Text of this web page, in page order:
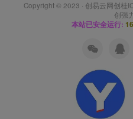
Copyright © 2023 · 创易云网创桂
创强
本站已安全运行: